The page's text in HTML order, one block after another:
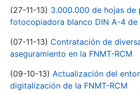
(27-11-13) 3.000.000 de hojas de
fotocopiadora blanco DIN A-4 de
(07-11-13) Contratación de
aseguramiento en la FNMT-RCM
(09-10-13) Actualización del
digitalización de la FNMT-RCM